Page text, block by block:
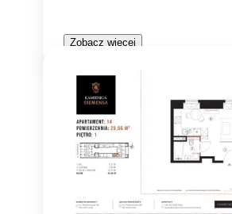
Zobacz więcej